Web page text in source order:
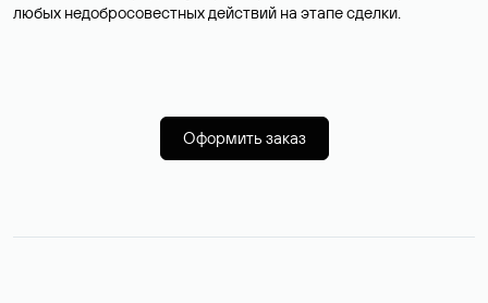
любых недобросовестных действий на этапе сделки.
Оформить заказ